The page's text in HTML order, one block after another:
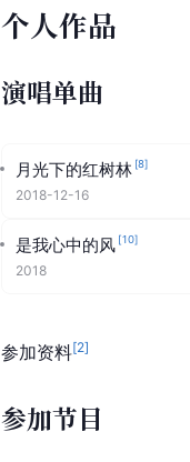
个人作品
演唱单曲
月光下的红树林 [8]
2018-12-16
是我心中的风 [10]
2018
参加资料[2]
参加节目